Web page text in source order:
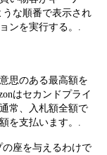
うな順番で表示され
ンを実行する。.
思のある最高額を
はセカンドプライ
常、入札額全額で
を支払います。.
の座を与えるわけで